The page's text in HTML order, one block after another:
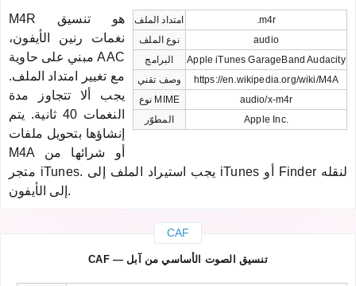
امتداد الملف
.m4r
نوع الملف
audio
البرامج
Apple iTunes GarageBand Audacity
وصف تقني
https://en.wikipedia.org/wiki/M4A
نوع MIME
audio/x-m4r
المطوّر
Apple Inc.
M4R هو تنسيق
نغمات رنين الأيفون،
مبني على حاوية AAC
مع تغيير امتداد الملف.
يجب ألا تتجاوز مدة
النغمات 40 ثانية. يتم
إنشاؤها بتحويل ملفات
M4A أو شرائها من
متجر iTunes. يجب استيراد الملف إلى iTunes أو Finder لنقله
إلى الأيفون.
CAF
CAF — تنسيق الصوت الأساسي من آبل